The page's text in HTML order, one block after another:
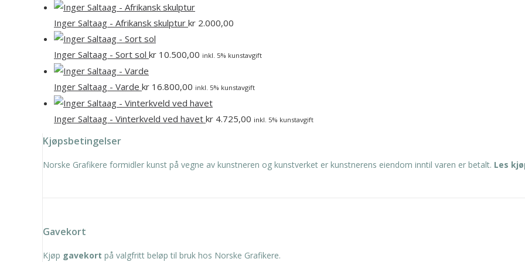
Inger Saltaag - Afrikansk skulptur kr 2.000,00
Inger Saltaag - Sort sol kr 10.500,00 inkl. 5% kunstavgift
Inger Saltaag - Varde kr 16.800,00 inkl. 5% kunstavgift
Inger Saltaag - Vinterkveld ved havet kr 4.725,00 inkl. 5% kunstavgift
Kjøpsbetingelser
Norske Grafikere formidler kunst på vegne av kunstneren og kunstverket er kunstnerens eiendom inntil varen er betalt. Les
Gavekort
Kjøp gavekort på valgfritt beløp til bruk hos Norske Grafikere.